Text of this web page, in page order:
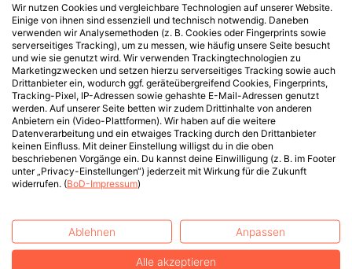
Wir nutzen Cookies und vergleichbare Technologien auf unserer Website.
Einige von ihnen sind essenziell und technisch notwendig. Daneben
verwenden wir Analysemethoden (z. B. Cookies oder Fingerprints sowie
serverseitiges Tracking), um zu messen, wie häufig unsere Seite besucht
und wie sie genutzt wird. Wir verwenden Trackingtechnologien zu
Marketingzwecken und setzen hierzu serverseitiges Tracking sowie auch
Drittanbieter ein, wodurch ggf. geräteübergreifend Cookies, Fingerprints,
Tracking-Pixel, IP-Adressen sowie gehashte E-Mail-Adressen genutzt
werden. Auf unserer Seite betten wir zudem Drittinhalte von anderen
Anbietern ein (Video-Plattformen). Wir haben auf die weitere
Datenverarbeitung und ein etwaiges Tracking durch den Drittanbieter
keinen Einfluss. Mit deiner Einstellung willigst du in die oben
beschriebenen Vorgänge ein. Du kannst deine Einwilligung (z. B. im Footer
unter „Privacy-Einstellungen“) jederzeit mit Wirkung für die Zukunft
widerrufen. (BoD-Impressum)
Ablehnen Anpassen
Alle akzeptieren